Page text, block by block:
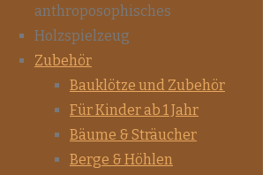
Zubehör
Bauklötze und Zubehör
Für Kinder ab 1 Jahr
Bäume & Sträucher
Berge & Höhlen